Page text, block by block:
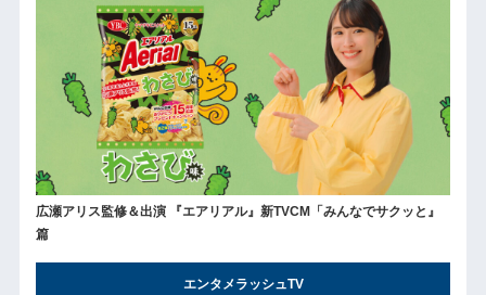
広瀬アリス監修＆出演 『エアリアル』新TVCM「みんなでサクッと』
篇
エンタメラッシュTV